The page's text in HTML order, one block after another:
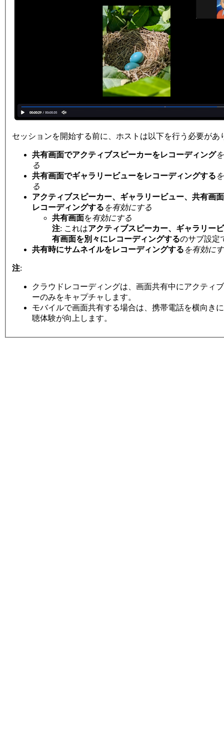
セッションを開始する前に、ホストは以下を行う必要があ
共有画面でアクティブスピーカーをレコーディング
る
共有画面でギャラリービューをレコーディングする
る
アクティブスピーカー、ギャラリービュー、共有画
レコーディングするを有効にする
共有画面を有効にする
注: これはアクティブスピーカー、ギャラリー
有画面を別々にレコーディングするのサブ設定
共有時にサムネイルをレコーディングするを有効に
注:
クラウドレコーディングは、画面共有中にアクティ
ーのみをキャプチャします。
モバイルで画面共有する場合は、携帯電話を横向き
聴体験が向上します。